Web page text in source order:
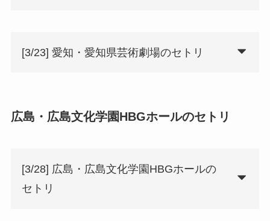
[3/23] 愛知・愛知県芸術劇場のセトリ
広島・広島文化学園HBGホールのセトリ
[3/28] 広島・広島文化学園HBGホールの
セトリ